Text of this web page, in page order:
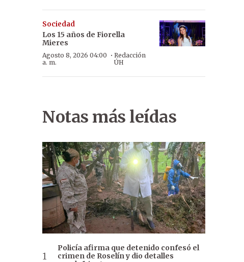
Sociedad
Los 15 años de Fiorella
Mieres
Agosto 8, 2026 04:00
a. m.
· Redacción
ÚH
Notas más leídas
Policía afirma que detenido confesó el
crimen de Roselín y dio detalles